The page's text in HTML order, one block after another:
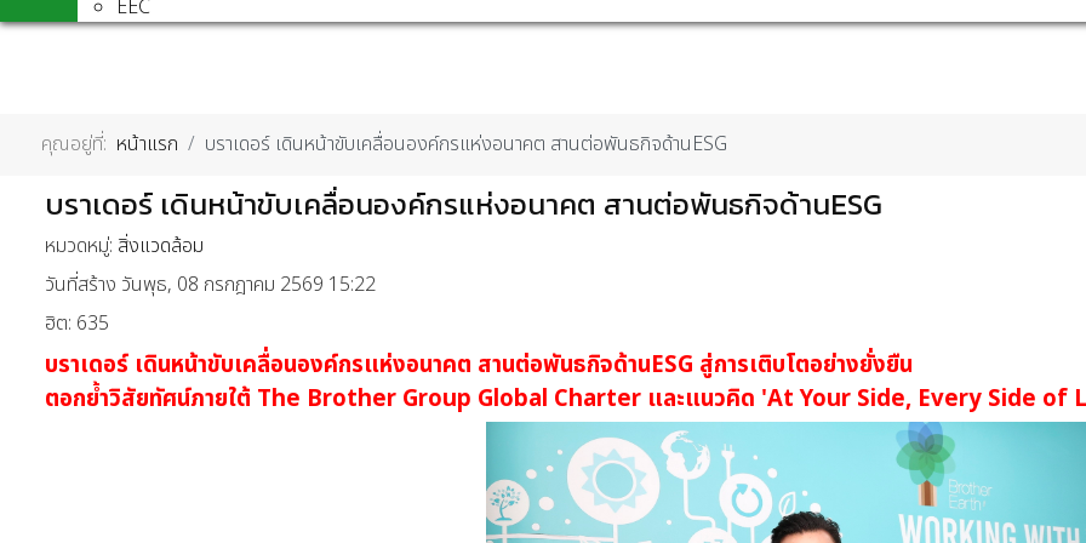
EEC
คุณอยู่ที่: หน้าแรก บราเดอร์ เดินหน้าขับเคลื่อนองค์กรแห่งอนาคต สานต่อพันธกิจด้านESG
บราเดอร์ เดินหน้าขับเคลื่อนองค์กรแห่งอนาคต สานต่อพันธกิจด้านESG
หมวดหมู่: สิ่งแวดล้อม
วันที่สร้าง วันพุธ, 08 กรกฎาคม 2569 15:22
ฮิต: 635
บราเดอร์ เดินหน้าขับเคลื่อนองค์กรแห่งอนาคต สานต่อพันธกิจด้านESG สู่การเติบโตอย่างยั่งยืน
ตอกย้ำวิสัยทัศน์ภายใต้ The Brother Group Global Charter และแนวคิด 'At Your Side, Every Side of